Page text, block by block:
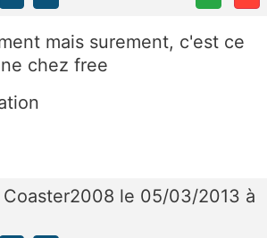
mais surement, c'est ce
chez free
Coaster2008 le 05/03/2013 à